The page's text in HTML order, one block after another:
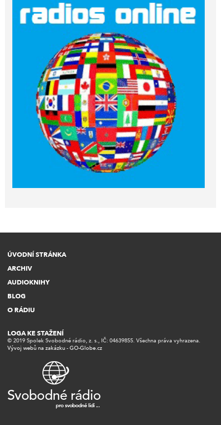
ÚVODNÍ STRÁNKA
ARCHIV
AUDIOKNIHY
BLOG
O RÁDIU
© 2019 Spolek Svobodné rádio, z. s., IČ: 04639855. Všechna práva vyhrazena.
Vývoj webů na zakázku - GO-Globe.cz
LOGA KE STAŽENÍ